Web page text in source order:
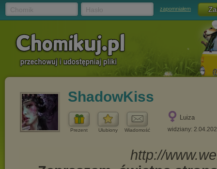
zapomniałem
ShadowKiss
Prezent Ulubiony Wiadomość
Luiza
widziany: